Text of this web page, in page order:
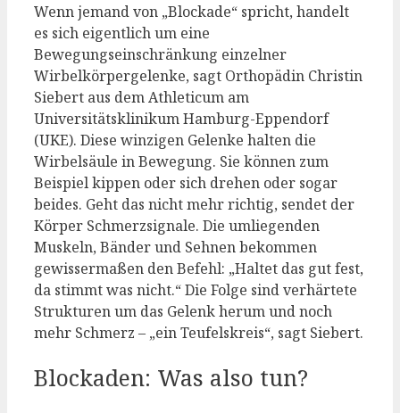
Wenn jemand von „Blockade“ spricht, handelt
es sich eigentlich um eine
Bewegungseinschränkung einzelner
Wirbelkörpergelenke, sagt Orthopädin Christin
Siebert aus dem Athleticum am
Universitätsklinikum Hamburg-Eppendorf
(UKE). Diese winzigen Gelenke halten die
Wirbelsäule in Bewegung. Sie können zum
Beispiel kippen oder sich drehen oder sogar
beides. Geht das nicht mehr richtig, sendet der
Körper Schmerzsignale. Die umliegenden
Muskeln, Bänder und Sehnen bekommen
gewissermaßen den Befehl: „Haltet das gut fest,
da stimmt was nicht.“ Die Folge sind verhärtete
Strukturen um das Gelenk herum und noch
mehr Schmerz – „ein Teufelskreis“, sagt Siebert.
Blockaden: Was also tun?